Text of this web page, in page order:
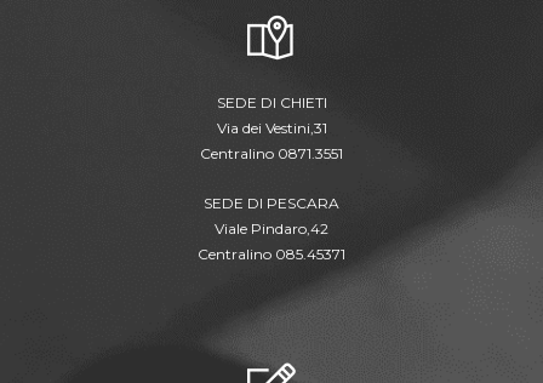
SEDE DI CHIETI
Via dei Vestini,31
Centralino 0871.3551
SEDE DI PESCARA
Viale Pindaro,42
Centralino 085.45371